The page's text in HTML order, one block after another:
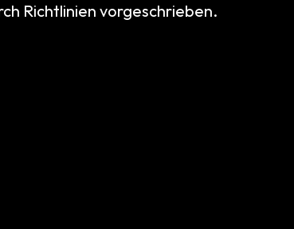
Richtlinien vorgeschrieben.